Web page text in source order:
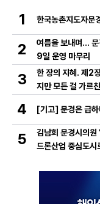
1 한국농촌지도자문
2
여름을 보내며… 문
9일 운영 마무리
3
한 장의 지혜. 제2
지만 모든 걸 가르
4 [기고] 문경은 급
5
김남희 문경시의
드론산업 중심도시